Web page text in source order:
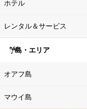
ホテル
レンタル＆サービス
島・エリア
オアフ島
マウイ島